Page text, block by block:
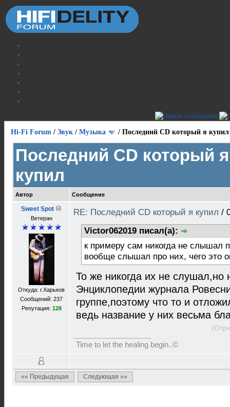
Hi-Fi Forum / Звук / Музыка / Последний CD который я купил
Последний CD который я
купил
Автор Сообщение
Sweet Spot
Ветеран
Откуда: г.Харьков
Сообщений: 237
Репутация: 128
RE: Последний CD который я купил /
Victor062019 писал(а):
к примеру сам никогда не слышал
вообще слышал про них, чего это
То же никогда их не слушал,но
Энциклопедии журнала
группе,поэтому что то и
ведь название у них весьма
Time to let the healing begin..©
«« Предыдущая Следующая »»